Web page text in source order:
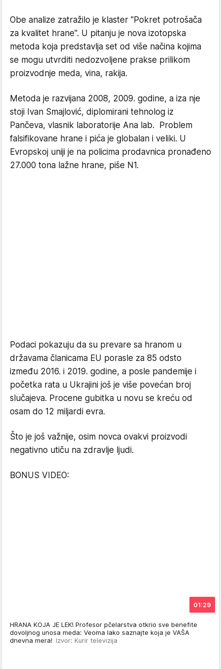
Obe analize zatražilo je klaster "Pokret potrošača
za kvalitet hrane". U pitanju je nova izotopska
metoda koja predstavlja set od više načina kojima
se mogu utvrditi nedozvoljene prakse prilikom
proizvodnje meda, vina, rakija.
Metoda je razvijana 2008, 2009. godine, a iza nje
stoji Ivan Smajlović, diplomirani tehnolog iz
Pančeva, vlasnik laboratorije Ana lab. Problem
falsifikovane hrane i pića je globalan i veliki. U
Evropskoj uniji je na policima prodavnica pronađeno
27.000 tona lažne hrane, piše N1.
Podaci pokazuju da su prevare sa hranom u
državama članicama EU porasle za 85 odsto
između 2016. i 2019. godine, a posle pandemije i
početka rata u Ukrajini još je više povećan broj
slučajeva. Procene gubitka u novu se kreću od
osam do 12 miljardi evra.
Što je još važnije, osim novca ovakvi proizvodi
negativno utiču na zdravlje ljudi.
BONUS VIDEO:
01:29
HRANA KOJA JE LEK! Profesor pčelarstva otkrio sve benefite
dovoljnog unosa meda: Veoma lako saznajte koja je VAŠA
dnevna mera! Izvor: Kurir televizija